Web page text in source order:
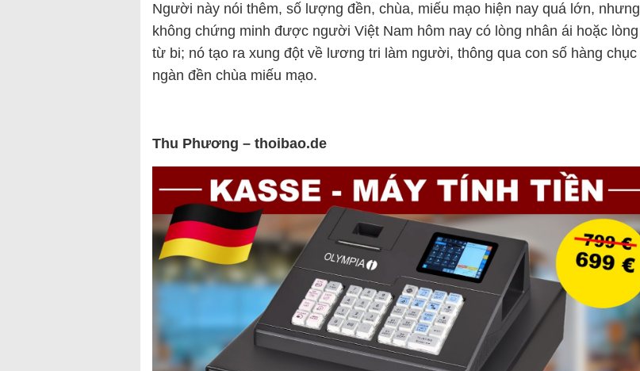
Người này nói thêm, số lượng đền, chùa, miếu mạo hiện nay quá lớn, nhưng
không chứng minh được người Việt Nam hôm nay có lòng nhân ái hoặc lòng
từ bi; nó tạo ra xung đột về lương tri làm người, thông qua con số hàng chục
ngàn đền chùa miếu mạo.
Thu Phương – thoibao.de